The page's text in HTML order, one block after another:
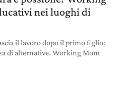
nei luoghi di
il lavoro dopo il primo figlio:
di alternative. Working Mom